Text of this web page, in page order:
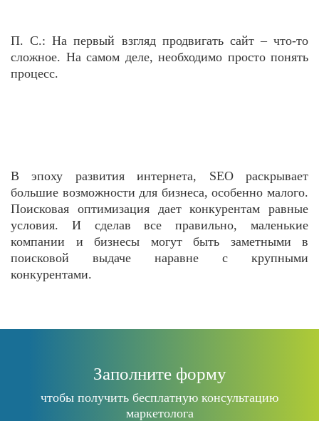
П. С.: На первый взгляд продвигать сайт – что-то
сложное. На самом деле, необходимо просто понять
процесс.
В эпоху развития интернета, SEO раскрывает
большие возможности для бизнеса, особенно малого.
Поисковая оптимизация дает конкурентам равные
условия. И сделав все правильно, маленькие
компании и бизнесы могут быть заметными в
поисковой выдаче наравне с крупными
конкурентами.
Заполните форму
чтобы получить бесплатную консультацию
маркетолога